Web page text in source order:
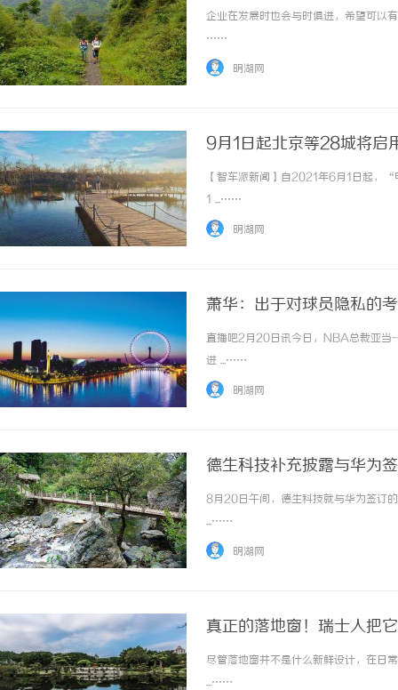
企业在发展时也会与时俱进，希望可以
……
明湖网
9月1日起北京等28城将启
【智车派新闻】自2021年6月1日起，
1 ...……
明湖网
萧华：出于对球员隐私的
直播吧2月20日讯今日，NBA总裁亚当-
进 ...……
明湖网
德生科技补充披露与华为
8月20日午间，德生科技就与华为签订
...……
明湖网
真正的落地窗！瑞士人把
尽管落地窗并不是什么新鲜设计，在日
...……